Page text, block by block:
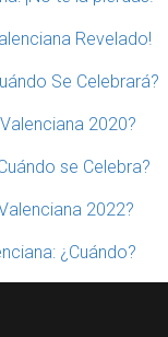
Revelado!
Se Celebrará?
2020?
se Celebra?
2022?
¿Cuándo?